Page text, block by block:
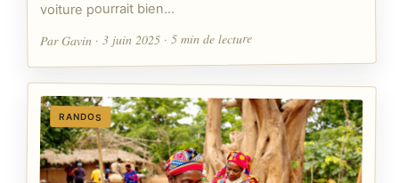
voiture pourrait bien…
Par Gavin · 3 juin 2025 · 5 min de lecture
RANDOS